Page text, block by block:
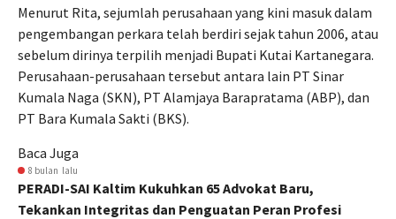
Menurut Rita, sejumlah perusahaan yang kini masuk dalam
pengembangan perkara telah berdiri sejak tahun 2006, atau
sebelum dirinya terpilih menjadi Bupati Kutai Kartanegara.
Perusahaan-perusahaan tersebut antara lain PT Sinar
Kumala Naga (SKN), PT Alamjaya Barapratama (ABP), dan
PT Bara Kumala Sakti (BKS).
Baca Juga
8 bulan lalu
PERADI-SAI Kaltim Kukuhkan 65 Advokat Baru,
Tekankan Integritas dan Penguatan Peran Profesi